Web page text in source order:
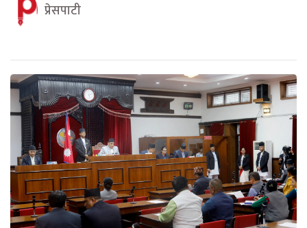
प्रेसपाटी